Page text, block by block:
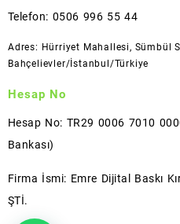
Telefon: 0506 996 55 44
Adres: Hürriyet Mahallesi, Sümbül
Bahçelievler/İstanbul/Türkiye
Hesap No
Hesap No: TR29 0006 7010
Bankası)
Firma İsmi: Emre Dijital Baskı
ŞTİ.